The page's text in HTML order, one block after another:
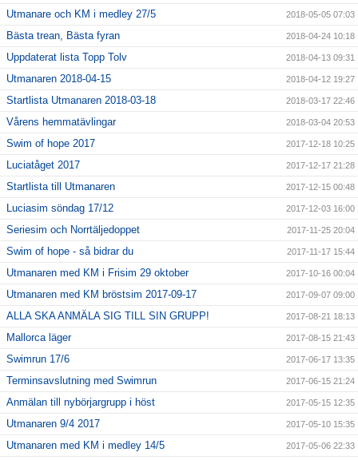
Utmanare och KM i medley 27/5 2018-05-05 07:03
Bästa trean, Bästa fyran 2018-04-24 10:18
Uppdaterat lista Topp Tolv 2018-04-13 09:31
Utmanaren 2018-04-15 2018-04-12 19:27
Startlista Utmanaren 2018-03-18 2018-03-17 22:46
Vårens hemmatävlingar 2018-03-04 20:53
Swim of hope 2017 2017-12-18 10:25
Luciatåget 2017 2017-12-17 21:28
Startlista till Utmanaren 2017-12-15 00:48
Luciasim söndag 17/12 2017-12-03 16:00
Seriesim och Norrtäljedoppet 2017-11-25 20:04
Swim of hope - så bidrar du 2017-11-17 15:44
Utmanaren med KM i Frisim 29 oktober 2017-10-16 00:04
Utmanaren med KM bröstsim 2017-09-17 2017-09-07 09:00
ALLA SKA ANMÄLA SIG TILL SIN GRUPP! 2017-08-21 18:13
Mallorca läger 2017-08-15 21:43
Swimrun 17/6 2017-06-17 13:35
Terminsavslutning med Swimrun 2017-06-15 21:24
Anmälan till nybörjargrupp i höst 2017-05-15 12:35
Utmanaren 9/4 2017 2017-05-10 15:35
Utmanaren med KM i medley 14/5 2017-05-06 22:33